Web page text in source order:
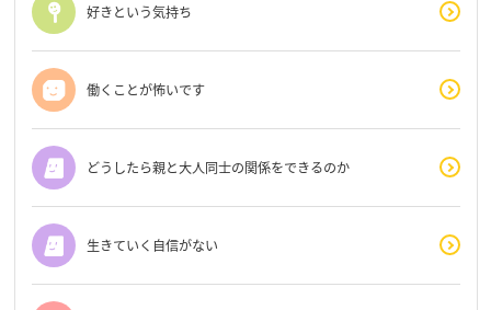
好きという気持ち
働くことが怖いです
どうしたら親と大人同士の関係をできるのか
生きていく自信がない